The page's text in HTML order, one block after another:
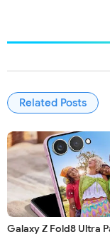
Related Posts
Galaxy Z Fold8 Ultra